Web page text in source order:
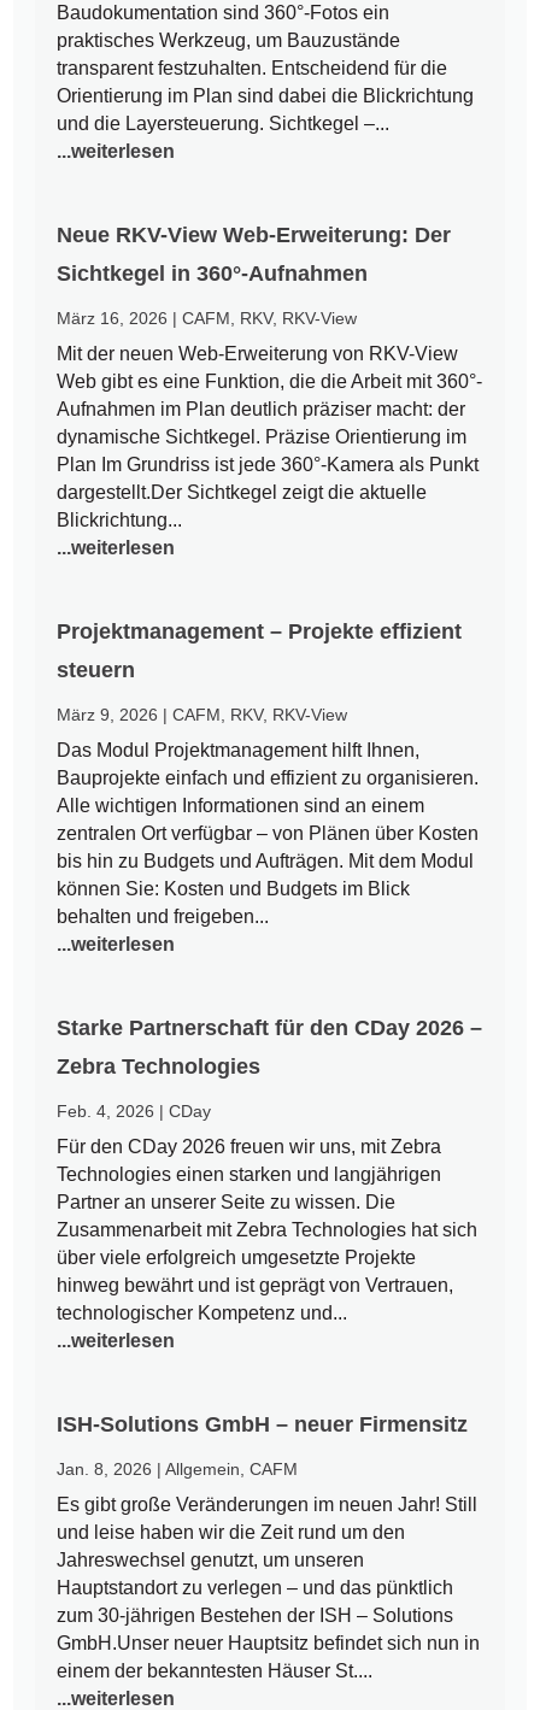
Baudokumentation sind 360°-Fotos ein
praktisches Werkzeug, um Bauzustände
transparent festzuhalten. Entscheidend für die
Orientierung im Plan sind dabei die Blickrichtung
und die Layersteuerung. Sichtkegel –...
...weiterlesen
Neue RKV-View Web-Erweiterung: Der
Sichtkegel in 360°-Aufnahmen
März 16, 2026 |CAFM RKV, RKV-View
Mit der neuen Web-Erweiterung von RKV-View
Web gibt es eine Funktion, die die Arbeit mit 360°-
Aufnahmen im Plan deutlich präziser macht: der
dynamische Sichtkegel. Präzise Orientierung im
Plan Im Grundriss ist jede 360°-Kamera als Punkt
dargestellt.Der Sichtkegel zeigt die aktuelle
Blickrichtung...
...weiterlesen
Projektmanagement – Projekte effizient
steuern
März 9, 2026 |CAFM RKV, RKV-View
Das Modul Projektmanagement hilft Ihnen,
Bauprojekte einfach und effizient zu organisieren.
Alle wichtigen Informationen sind an einem
zentralen Ort verfügbar – von Plänen über Kosten
bis hin zu Budgets und Aufträgen. Mit dem Modul
können Sie: Kosten und Budgets im Blick
behalten und freigeben...
...weiterlesen
Starke Partnerschaft für den CDay 2026 –
Zebra Technologies
Feb. 4, 2026 |CDay
Für den CDay 2026 freuen wir uns, mit Zebra
Technologies einen starken und langjährigen
Partner an unserer Seite zu wissen. Die
Zusammenarbeit mit Zebra Technologies hat sich
über viele erfolgreich umgesetzte Projekte
hinweg bewährt und ist geprägt von Vertrauen,
technologischer Kompetenz und...
...weiterlesen
ISH-Solutions GmbH – neuer Firmensitz
Jan. 8, 2026 |Allgemein ,CAFM
Es gibt große Veränderungen im neuen Jahr! Still
und leise haben wir die Zeit rund um den
Jahreswechsel genutzt, um unseren
Hauptstandort zu verlegen – und das pünktlich
zum 30-jährigen Bestehen der ISH – Solutions
GmbH.Unser neuer Hauptsitz befindet sich nun in
einem der bekanntesten Häuser St....
...weiterlesen